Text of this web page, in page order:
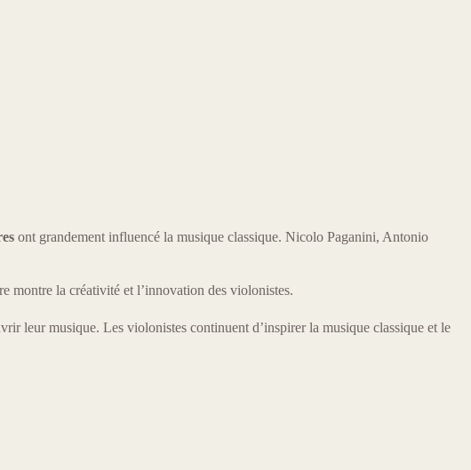
ont grandement influencé la musique classique. Nicolo Paganini, Antonio
montre la créativité et l’innovation des violonistes.
leur musique. Les violonistes continuent d’inspirer la musique classique et le